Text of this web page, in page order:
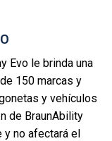
Evo le brinda una
150 marcas y
y vehículos
de BraunAbility
y no afectará el